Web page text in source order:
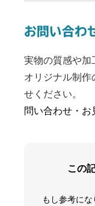
お問い合わ
実物の質感や加
オリジナル制
せください。
問い合わせ・お
この
もし参考に